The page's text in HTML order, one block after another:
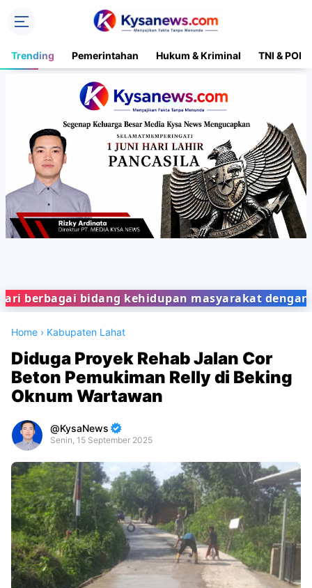
Trending Pemerintahan Hukum & Kriminal TNI &
bidang kehidupan masyarakat dengan
Home › Kabupaten Lahat
Diduga Proyek Rehab Jalan Cor
Beton Pemukiman Relly di Beking
Oknum Wartawan
KysaNews
Senin, 15 September 2025
Premium
By
Raushan
Design
With
Shroff
Templates